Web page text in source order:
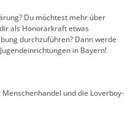
Du möchtest mehr über
als Honorarkraft etwas
durchzuführen? Dann werde
in Bayern!
und die Loverboy-